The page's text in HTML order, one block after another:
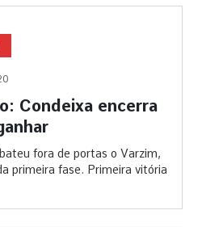
Condeixa encerra
fora de portas o Varzim,
primeira fase. Primeira vitória